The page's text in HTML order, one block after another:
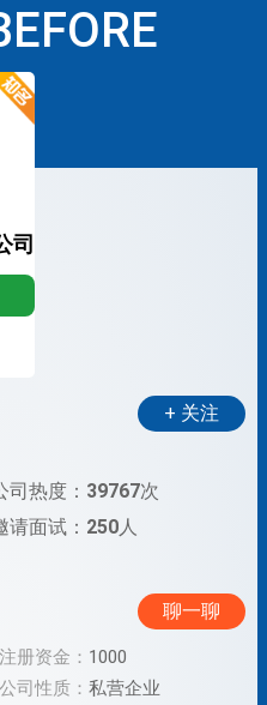
司
+ 关注
司热度： 39767次
请面试： 250人
聊一聊
注册资金： 1000
公司性质： 私营企业